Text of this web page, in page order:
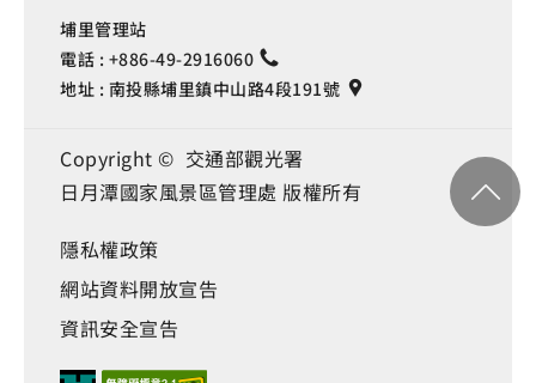
埔里管理站
電話 : +886-49-2916060
地址 : 南投縣埔里鎮中山路4段191號
Copyright © 交通部觀光署
日月潭國家風景區管理處 版權所有
隱私權政策
網站資料開放宣告
資訊安全宣告